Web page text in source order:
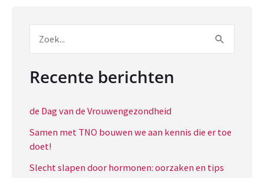
o
e
n
a
a
r
Recente berichten
de Dag van de Vrouwengezondheid
Samen met TNO bouwen we aan kennis die er toe
doet!
Slecht slapen door hormonen: oorzaken en tips